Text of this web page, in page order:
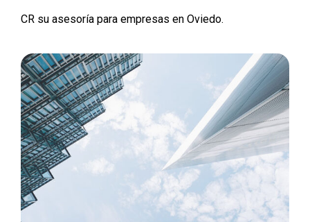
CR su asesoría para empresas en Oviedo.